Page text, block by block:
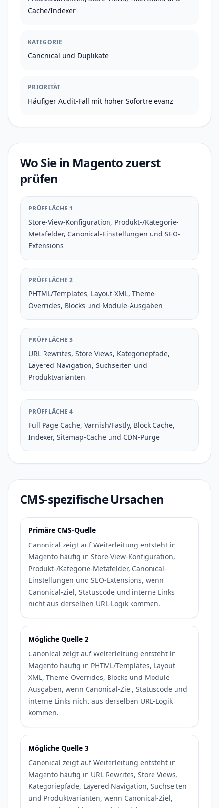
Cache/Indexer
KATEGORIE
Canonical und Duplikate
PRIORITÄT
Häufiger Audit-Fall mit hoher Sofortrelevanz
Wo Sie in Magento zuerst
prüfen
PRÜFFLÄCHE 1
Store-View-Konfiguration, Produkt-/Kategorie-
Metafelder, Canonical-Einstellungen und SEO-
Extensions
PRÜFFLÄCHE 2
PHTML/Templates, Layout XML, Theme-
Overrides, Blocks und Module-Ausgaben
PRÜFFLÄCHE 3
URL Rewrites, Store Views, Kategoriepfade,
Layered Navigation, Suchseiten und
Produktvarianten
PRÜFFLÄCHE 4
Full Page Cache, Varnish/Fastly, Block Cache,
Indexer, Sitemap-Cache und CDN-Purge
CMS-spezifische Ursachen
Primäre CMS-Quelle
Canonical zeigt auf Weiterleitung entsteht in
Magento häufig in Store-View-Konfiguration,
Produkt-/Kategorie-Metafelder, Canonical-
Einstellungen und SEO-Extensions, wenn
Canonical-Ziel, Statuscode und interne Links
nicht aus derselben URL-Logik kommen.
Mögliche Quelle 2
Canonical zeigt auf Weiterleitung entsteht in
Magento häufig in PHTML/Templates, Layout
XML, Theme-Overrides, Blocks und Module-
Ausgaben, wenn Canonical-Ziel, Statuscode und
interne Links nicht aus derselben URL-Logik
kommen.
Mögliche Quelle 3
Canonical zeigt auf Weiterleitung entsteht in
Magento häufig in URL Rewrites, Store Views,
Kategoriepfade, Layered Navigation, Suchseiten
und Produktvarianten, wenn Canonical-Ziel,